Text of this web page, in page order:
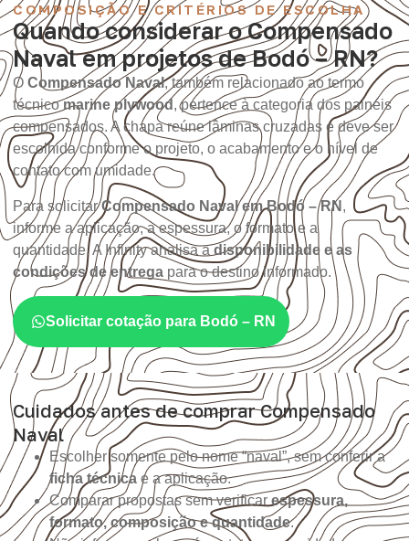
COMPOSIÇÃO E CRITÉRIOS DE ESCOLHA
Quando considerar o Compensado
Naval em projetos de Bodó – RN?
O Compensado Naval, também relacionado ao termo
técnicomarine plywood , pertence à categoria dos painéis
compensados. A chapa reúne lâminas cruzadas e deve ser
escolhida conforme o projeto, o acabamento e o nível de
contato com umidade.
Para solicitarCompensado Naval em Bodó – RN ,
informe a aplicação, a espessura, o formato e a
quantidade. A Infinity analisa adisponibilidade e as
condições de entrega para o destino informado.
Solicitar cotação para Bodó – RN
Cuidados antes de comprar Compensado
Naval
Escolher somente pelo nome “naval”, sem conferir a
ficha técnica e a aplicação.
Comparar propostas sem verificar espessura,
formato, composição e quantidade.